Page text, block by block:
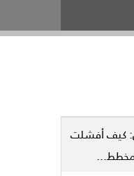
كيف أفشلت
مخطط...